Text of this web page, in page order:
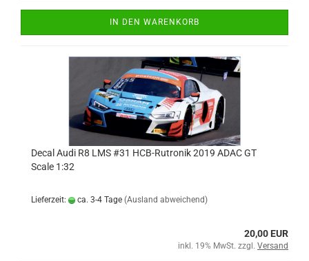
IN DEN WARENKORB
Decal Audi R8 LMS #31 HCB-Rutronik 2019 ADAC GT
Scale 1:32
Lieferzeit: ca. 3-4 Tage (Ausland abweichend)
20,00 EUR
inkl. 19% MwSt. zzgl. Versand